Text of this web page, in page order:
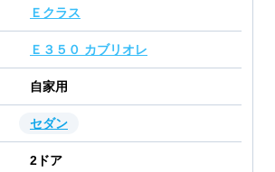
Ｅクラス
Ｅ３５０ カブリオレ
自家用
セダン
2 ドア